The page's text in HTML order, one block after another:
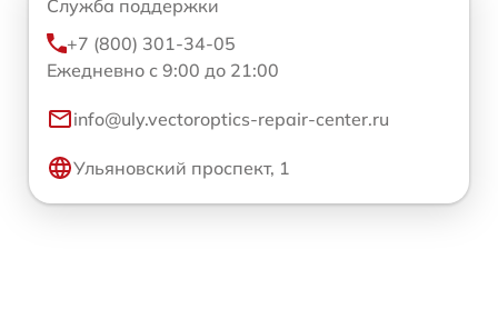
Служба поддержки
+7 (800) 301-34-05
Ежедневно с 9:00 до 21:00
info@uly.vectoroptics-repair-center.ru
Ульяновский проспект, 1